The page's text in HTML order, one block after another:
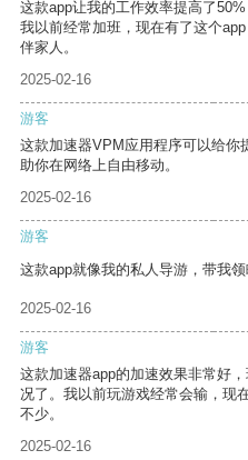
这款app让我的工作效率提高了
我以前经常加班，现在有了这个
伴家人。
2025-02-16
游客
这款加速器VPM应用程序可以给你
助你在网络上自由移动。
2025-02-16
游客
这款app就像我的私人导游，带我领
2025-02-16
游客
这款加速器app的加速效果非常好
况了。我以前玩游戏经常会输，现
不少。
2025-02-16